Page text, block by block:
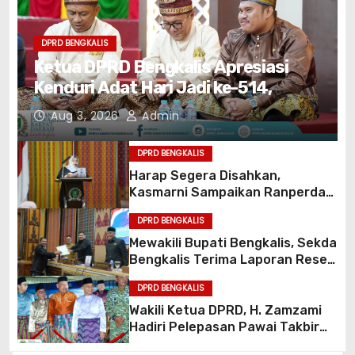
DPRD BENGKALIS
Ketua DPRD Bengkalis Apresiasi
Kenduri Adat Hari Jadi ke-514,
Perkuat Pelestarian Budaya Melayu
Aug 3, 2026 Admin
DPRD BENGKALIS
Harap Segera Disahkan,
Kasmarni Sampaikan Ranperda
2025
DPRD BENGKALIS
Mewakili Bupati Bengkalis, Sekda
Bengkalis Terima Laporan Reses
DPRD BENGKALIS
Wakili Ketua DPRD, H. Zamzami
Hadiri Pelepasan Pawai Takbir